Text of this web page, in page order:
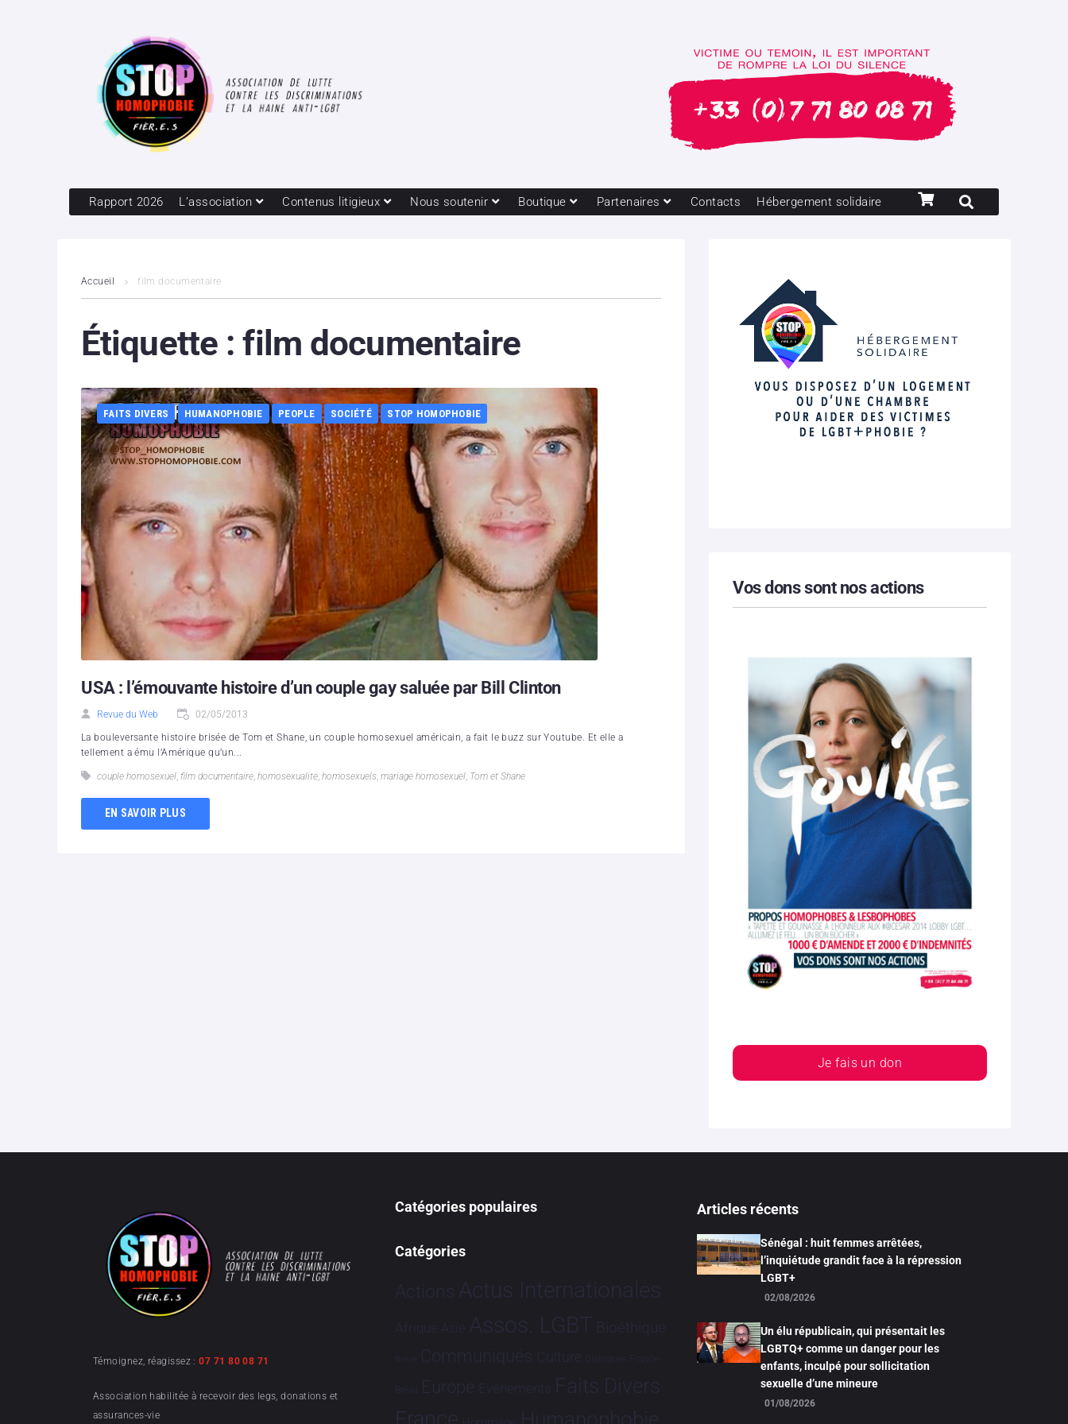
Rapport 2026 L’association Contenus litigieux Nous soutenir Boutique Partenaires Contacts Hébergement solidaire
Accueil film documentaire
Étiquette :film documentaire
FAITS DIVERS HUMANOPHOBIE PEOPLE SOCIÉTÉ STOP HOMOPHOBIE
USA : l’émouvante histoire d’un couple gay saluée par Bill Clinton
Revue du Web 02/05/2013
La bouleversante histoire brisée de Tom et Shane, un couple homosexuel américain, a fait le buzz sur Youtube. Et elle a
tellement a ému l’Amérique qu’un...
couple homosexuel, film documentaire, homosexualite, homosexuels, mariage homosexuel, Tom et Shane
EN SAVOIR PLUS
Vos dons sont nos actions
Je fais un don
Témoignez, réagissez :07 71 80 08 71
Association habilitée à recevoir des legs, donations et
assurances-vie
Catégories populaires
Catégories
Actions Actus Internationales
Afrique Asie Assos. LGBT Bioéthique
Brève Communiqués Culture Dialogues France-
Brésil Europe Evénements Faits Divers
Humanophobie
Articles récents
Sénégal : huit femmes arrêtées,
l’inquiétude grandit face à la répression
LGBT+
02/08/2026
Un élu républicain, qui présentait les
LGBTQ+ comme un danger pour les
enfants, inculpé pour sollicitation
sexuelle d’une mineure
01/08/2026